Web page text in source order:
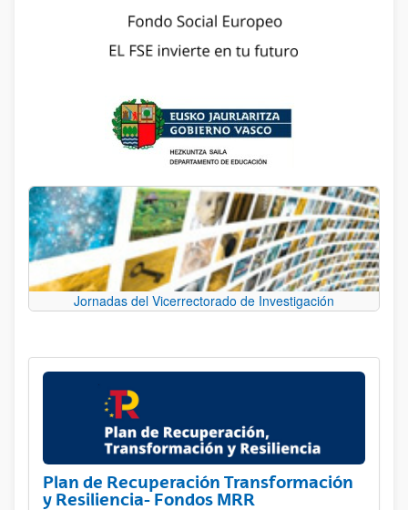
Jornadas del Vicerrectorado de Investigación
Plan de Recuperación Transformación
y Resiliencia- Fondos MRR